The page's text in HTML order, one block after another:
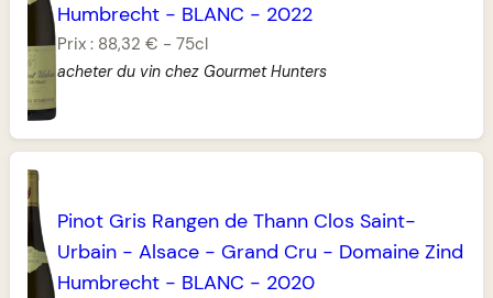
Humbrecht - BLANC - 2022
Prix : 88,32 € -75cl
acheter du vin chez Gourmet Hunters
Pinot Gris Rangen de Thann Clos Saint-
Urbain -Alsace - Grand Cru - Domaine Zind
Humbrecht - BLANC - 2020